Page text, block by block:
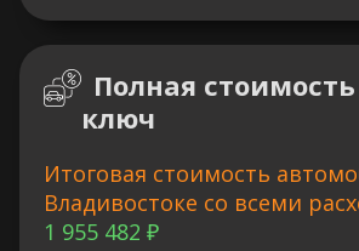
Полная
ключ
Итоговая стоимость
Владивостоке со всеми
1 955 482 ₽